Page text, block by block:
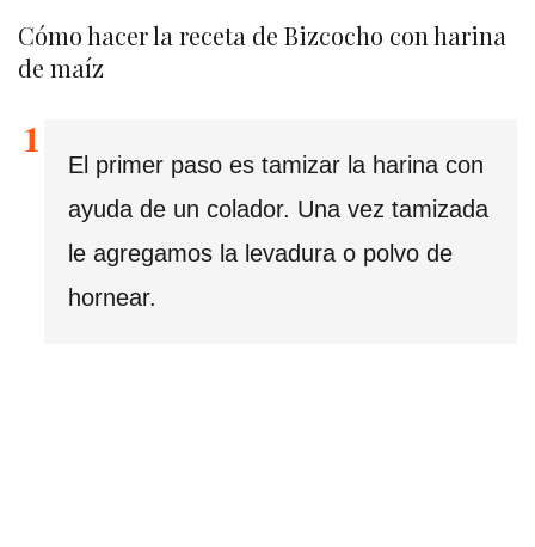
Cómo hacer la receta de Bizcocho con harina
de maíz
El primer paso es tamizar la harina con
ayuda de un colador. Una vez tamizada
le agregamos la levadura o polvo de
hornear.